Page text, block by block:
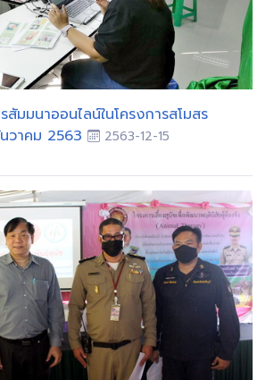
สัมมนาออนไลน์ในโครงการสโมสร
วาคม 2563
2563-12-15